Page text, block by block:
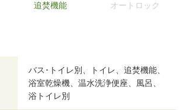
追焚機能 オートロック
バス･トイレ別、トイレ、追焚機能、
浴室乾燥機、温水洗浄便座、風呂、
浴トイレ別